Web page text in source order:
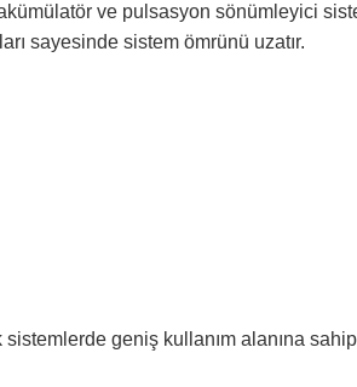
ve pulsasyon sönümleyici
sayesinde sistem ömrünü uzatır.
geniş kullanım alanına